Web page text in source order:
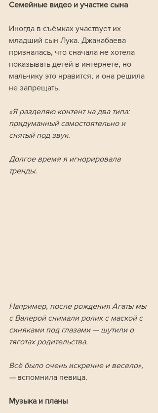
Семейные видео и участие сына
Иногда в съёмках участвует их
младший сын Лука. Джанабаева
призналась, что сначала не хотела
показывать детей в интернете, но
мальчику это нравится, и она решила
не запрещать.
«Я разделяю контент на два типа:
придуманный самостоятельно и
снятый под звук.
Долгое время я игнорировала
тренды.
Например, после рождения Агаты мы
с Валерой снимали ролик с маской с
синяками под глазами — шутили о
тяготах родительства.
Всё было очень искренне и весело»,
— вспомнила певица.
Музыка и планы